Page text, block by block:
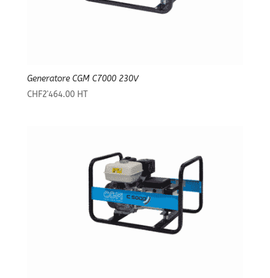
Generatore CGM C7000 230V
CHF2'464.00 HT